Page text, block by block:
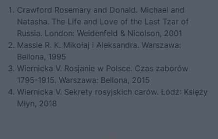
Crawford Rosemary and Donald. Michael and
Natasha. The Life and Love of the Last Tzar of
Russia. London: Weidenfeld & Nicolson, 2001
Massie R. K. Mikołaj i Aleksandra. Warszawa:
Bellona, 1995
Wiernicka V. Rosjanie w Polsce. Czas zaborów
1795-1915. Warszawa: Bellona, 2015
Wiernicka V. Sekrety rosyjskich carów. Łódź: Księży
Młyn, 2018